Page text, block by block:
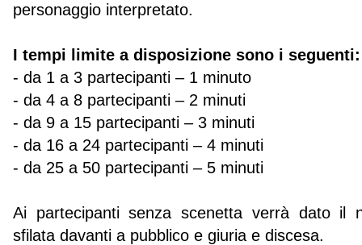
personaggio interpretato.
I tempi limite a disposizione sono i seguenti:
- da 1 a 3 partecipanti – 1 minuto
- da 4 a 8 partecipanti – 2 minuti
- da 9 a 15 partecipanti – 3 minuti
- da 16 a 24 partecipanti – 4 minuti
- da 25 a 50 partecipanti – 5 minuti
Ai partecipanti senza scenetta verrà dato il
sfilata davanti a pubblico e giuria e discesa.